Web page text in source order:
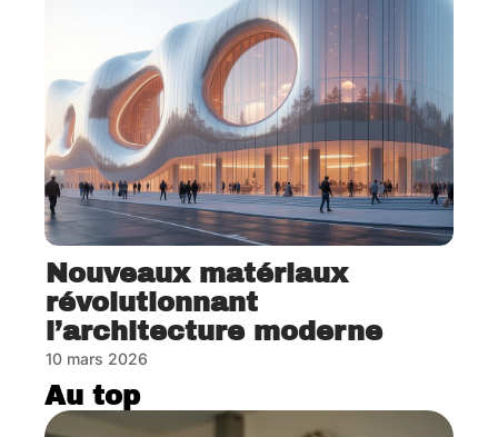
Nouveaux matériaux
révolutionnant
l’architecture moderne
10 mars 2026
Au top